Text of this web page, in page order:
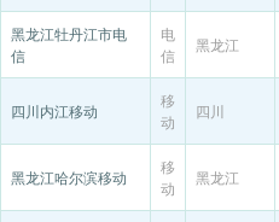
黑龙江牡丹江市电
信
电
信
黑龙江
四川内江移动
移
动
四川
黑龙江哈尔滨移动
移
动
黑龙江